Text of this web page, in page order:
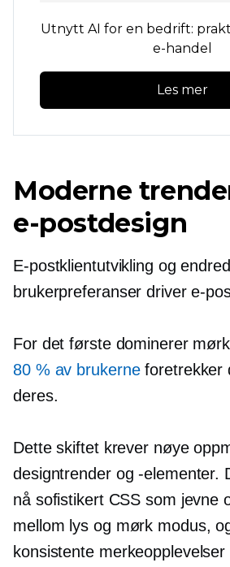
Utnytt AI for en bedrift:
e-handel
Les mer
Moderne
e-postdesign
E-postklientutvikling og
brukerpreferanser driver e-
For det første dominerer
80 % av brukerneforetrekker
deres.
Dette skiftet krever nøye
designtrender og -elementer.
nå sofistikert CSS som jevne
mellom lys og mørk modus,
konsistente